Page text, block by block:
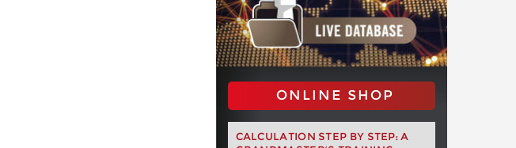
ONLINE SHOP
CALCULATION STEP BY STEP: A